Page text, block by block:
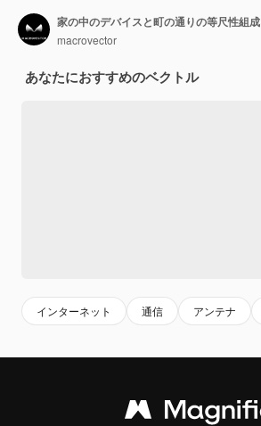
家の中のデバイスと町の通りの等尺性組成
macrovector
あなたにおすすめのベクトル
インターネット 通信 アンテナ